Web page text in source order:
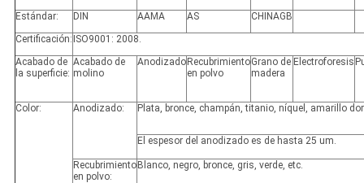
Estándar:
DIN AAMA AS
CHINAGB
Certificación: ISO9001: 2008.
Acabado de
la superficie:
Acabado de
molino
AnodizadoRecubrimiento
en polvo
Grano de
madera
Electroforesis
Color: Anodizado: Plata, bronce, champán, titanio, níquel, amarillo
El espesor del anodizado es de hasta 25 um.
Recubrimiento
en polvo:
Blanco, negro, bronce, gris, verde, etc.